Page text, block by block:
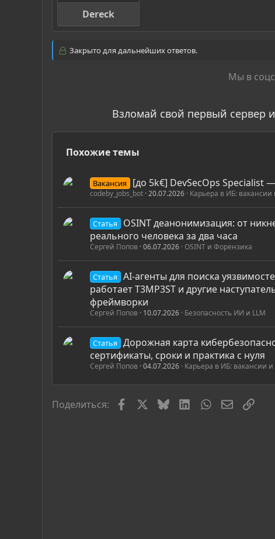
Dereck
Закрыто для дальнейших ответов.
Мы в
Взломай свой первый сервер
Похожие темы
Вакансия [до 5k€] DevSecOps Specialist
codeby_jobs_bot 20.07.2026 Карьера в ИБ: вакансии
Статья
OSINT деанонимизация: от
реального человека за два часа
Сергей Попов 06.07.2026 OSINT и Форензика
Статья
AI-агенты для поиска
работает T3MP3ST и другие
фреймворки
Сергей Попов 10.07.2026 Безопасность ИИ и LLM
Статья
Дорожная карта
сертификаты, сроки и практика с нуля
Сергей Попов 04.07.2026 Карьера в ИБ: вакансии
Поделиться: FacebookBlueskyLinkedInWhatsApp